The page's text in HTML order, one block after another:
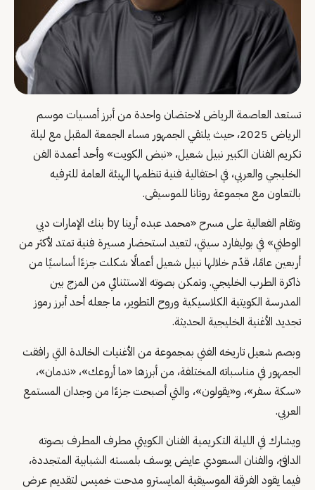
تستعد العاصمة الرياض لاحتضان واحدة من أبرز أمسيات موسم
الرياض 2025، حيث يلتقي الجمهور مساء الجمعة المقبل مع ليلة
تكريم الفنان الكبير نبيل شعيل، «نبض الكويت» وأحد أعمدة الفن
الخليجي والعربي، في احتفالية فنية تنظمها الهيئة العامة للترفيه
بالتعاون مع مجموعة روتانا للموسيقى.
وتقام الفعالية على مسرح «محمد عبده أرينا by بنك الإمارات دبي
الوطني» في بوليفارد سيتي، لتعيد استحضار مسيرة فنية تمتد لأكثر من
أربعين عامًا، قدّم خلالها نبيل شعيل أعمالًا شكلت جزءًا أساسيًا من
ذاكرة الطرب الخليجي. وتمكن بصوته الاستثنائي من المزج بين
المدرسة الكويتية الكلاسيكية وروح التطوير، ما جعله أحد أبرز رموز
تجديد الأغنية الخليجية الحديثة.
وبصم شعيل تاريخه الفني بمجموعة من الأغنيات الخالدة التي رافقت
الجمهور في مناسباته المختلفة، من أبرزها «ما أروعك»، «ندمان»،
«سكة سفر»، و«يقولون»، والتي أصبحت جزءًا من وجدان المستمع
العربي.
ويشارك في الليلة التكريمية الفنان الكويتي مطرف المطرف بصوته
الدافئ، والفنان السعودي عايض يوسف بلمسته الشبابية المتجددة،
فيما يقود الفرقة الموسيقية المايسترو مدحت خميس لتقديم عرض